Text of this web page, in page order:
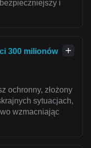
i
300 milionów
ochronny, złożony
sytuacjach,
wzmacniając